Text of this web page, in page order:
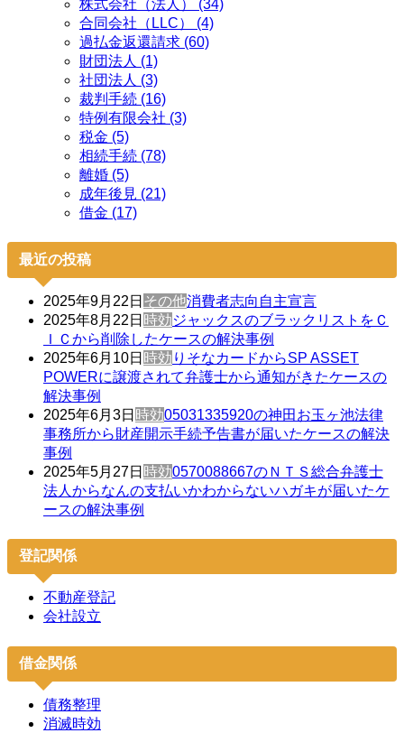
株式会社（法人） (34)
合同会社（LLC） (4)
過払金返還請求 (60)
財団法人 (1)
社団法人 (3)
裁判手続 (16)
特例有限会社 (3)
税金 (5)
相続手続 (78)
離婚 (5)
成年後見 (21)
借金 (17)
最近の投稿
2025年9月22日 その他消費者志向自主宣言
2025年8月22日 時効ジャックスのブラックリストをＣ
ＩＣから削除したケースの解決事例
2025年6月10日 時効 りそなカードからSP ASSET
POWERに譲渡されて弁護士から通知がきたケースの
解決事例
2025年6月3日 時効05031335920の神田お玉ヶ池法律
事務所から財産開示手続予告書が届いたケースの解決
事例
2025年5月27日 時効0570088667のＮＴＳ総合弁護士
法人からなんの支払いかわからないハガキが届いたケ
ースの解決事例
登記関係
不動産登記
会社設立
借金関係
債務整理
消滅時効